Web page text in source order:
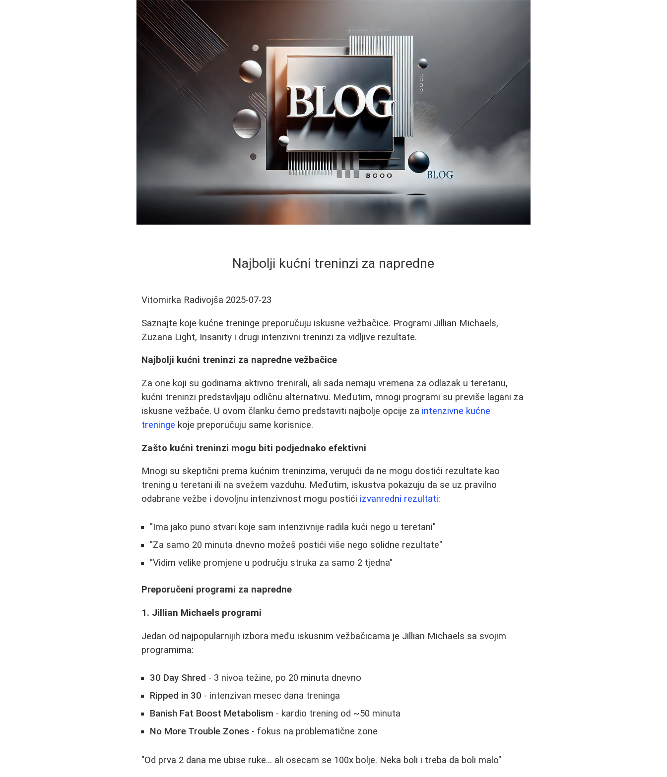
Najbolji kućni treninzi za napredne
Vitomirka Radivojša 2025-07-23
Saznajte koje kućne treninge preporučuju iskusne vežbačice. Programi Jillian Michaels,
Zuzana Light, Insanity i drugi intenzivni treninzi za vidljive rezultate.
Najbolji kućni treninzi za napredne vežbačice
Za one koji su godinama aktivno trenirali, ali sada nemaju vremena za odlazak u teretanu,
kućni treninzi predstavljaju odličnu alternativu. Međutim, mnogi programi su previše lagani za
iskusne vežbače. U ovom članku ćemo predstaviti najbolje opcije za intenzivne kućne
treninge koje preporučuju same korisnice.
Zašto kućni treninzi mogu biti podjednako efektivni
Mnogi su skeptični prema kućnim treninzima, verujući da ne mogu dostići rezultate kao
trening u teretani ili na svežem vazduhu. Međutim, iskustva pokazuju da se uz pravilno
odabrane vežbe i dovoljnu intenzivnost mogu postići izvanredni rezultati:
"Ima jako puno stvari koje sam intenzivnije radila kući nego u teretani"
"Za samo 20 minuta dnevno možeš postići više nego solidne rezultate"
"Vidim velike promjene u području struka za samo 2 tjedna"
Preporučeni programi za napredne
1. Jillian Michaels programi
Jedan od najpopularnijih izbora među iskusnim vežbačicama je Jillian Michaels sa svojim
programima:
30 Day Shred - 3 nivoa težine, po 20 minuta dnevno
Ripped in 30 - intenzivan mesec dana treninga
Banish Fat Boost Metabolism - kardio trening od ~50 minuta
No More Trouble Zones - fokus na problematične zone
"Od prva 2 dana me ubise ruke... ali osecam se 100x bolje. Neka boli i treba da boli malo"